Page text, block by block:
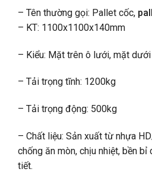
– Tên thường gọi: Pallet cốc,
– KT: 1100x1100x140mm
– Kiểu: Mặt trên ô lưới, mặt
– Tải trọng tĩnh: 1200kg
– Tải trọng động: 500kg
– Chất liệu: Sản xuất từ nhựa
chống ăn mòn, chịu nhiệt, bền
tiết.